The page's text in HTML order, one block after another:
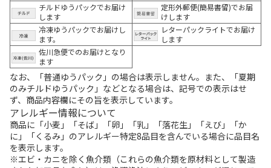
チルドゆうパックでお届け
します
定形外郵便(簡易書留)でお届
けします
冷凍ゆうパックでお届けし
ます。
レターパックライトでお届け
します
佐川急便でのお届けとなり
ます
なお、「普通ゆうパック」の場合は表示しません。また、「夏期
のみチルドゆうパック」などとなる場合は、記号での表示はせ
ず、商品内容欄にその旨を表示しています。
アレルギー情報について
商品に「小麦」「そば」「卵」「乳」「落花生」「えび」「か
に」「くるみ」のアレルギー特定8品目を含んでいる場合に品目名
を表示します。
※エビ・カニを除く魚介類（これらの魚介類を原材料として製造